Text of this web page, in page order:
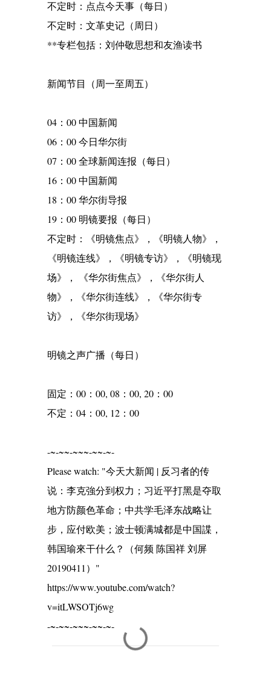
不定时：点点今天事（每日）
不定时：文革史记（周日）
**专栏包括：刘仲敬思想和友渔读书
新闻节目（周一至周五）
04：00 中国新闻
06：00 今日华尔街
07：00 全球新闻连报（每日）
16：00 中国新闻
18：00 华尔街导报
19：00 明镜要报（每日）
不定时：《明镜焦点》，《明镜人物》，
《明镜连线》，《明镜专访》，《明镜现
场》， 《华尔街焦点》，《华尔街人
物》，《华尔街连线》，《华尔街专
访》，《华尔街现场》
明镜之声广播（每日）
固定：00：00, 08：00, 20：00
不定：04：00, 12：00
-~-~~-~~~-~~-~-
Please watch: "今天大新闻 | 反习者的传
说：李克強分到权力；习近平打黑是夺取
地方防颜色革命；中共学毛泽东战略让
步，应付欧美；波士顿满城都是中国諜，
韩国瑜來干什么？（何频 陈国祥 刘屏
20190411）"
https://www.youtube.com/watch?
v=itLWSOTj6wg
-~-~~-~~~-~~-~-